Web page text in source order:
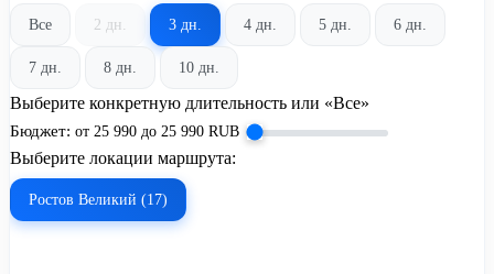
Все 2 дн. 3 дн. 4 дн. 5 дн. 6 дн.
7 дн. 8 дн. 10 дн.
Выберите конкретную длительность или «Все»
Бюджет: от 25 990 до 25 990 RUB
Выберите локации маршрута:
Ростов Великий (17)